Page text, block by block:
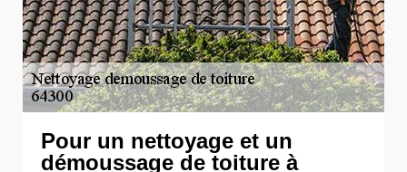
Pour un nettoyage et un
démoussage de toiture à